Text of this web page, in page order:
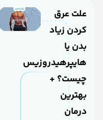
علت عرق
کردن زیاد
بدن یا
هایپرهیدروزیس
چیست؟ +
بهترین
درمان